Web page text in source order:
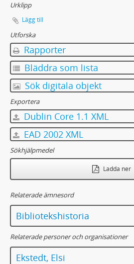
Urklipp
Lägg till
Utforska
Rapporter
Bläddra som lista
Sök digitala objekt
Exportera
Dublin Core 1.1 XML
EAD 2002 XML
Sökhjälpmedel
Ladda ner
Relaterade ämnesord
Bibliotekshistoria
Relaterade personer och organisationer
Ekstedt, Elsi